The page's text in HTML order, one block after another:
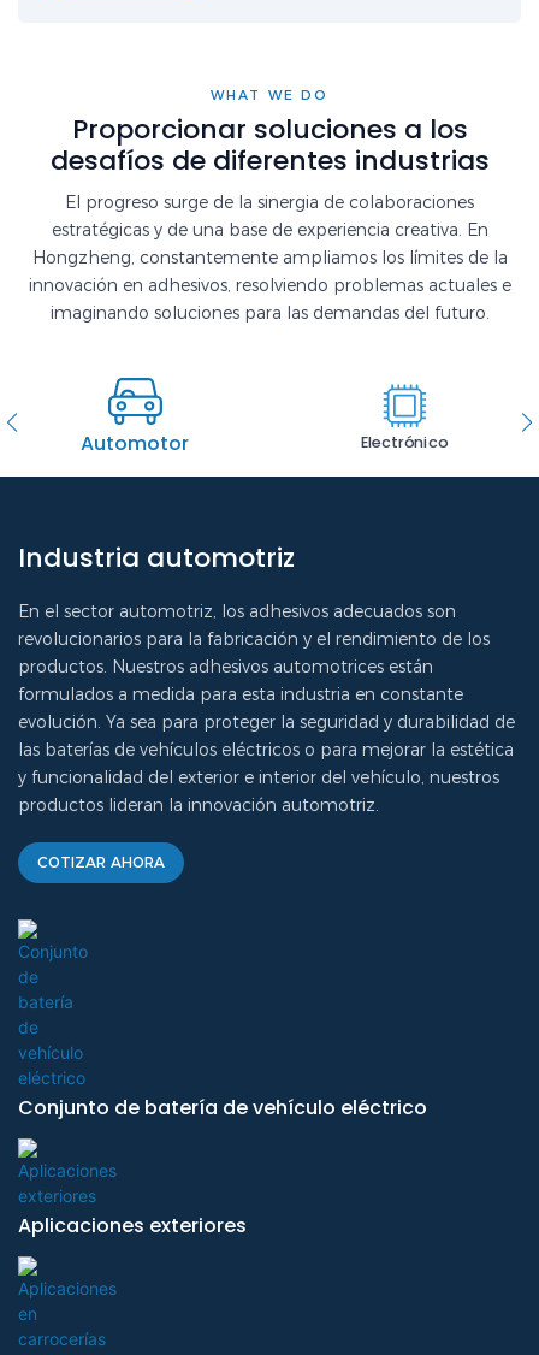
WHAT WE DO
Proporcionar soluciones a los
desafíos de diferentes industrias
El progreso surge de la sinergia de colaboraciones
estratégicas y de una base de experiencia creativa. En
Hongzheng, constantemente ampliamos los límites de la
innovación en adhesivos, resolviendo problemas actuales e
imaginando soluciones para las demandas del futuro.
Automotor Electrónico
Industria automotriz
En el sector automotriz, los adhesivos adecuados son
revolucionarios para la fabricación y el rendimiento de los
productos. Nuestros adhesivos automotrices están
formulados a medida para esta industria en constante
evolución. Ya sea para proteger la seguridad y durabilidad de
las baterías de vehículos eléctricos o para mejorar la estética
y funcionalidad del exterior e interior del vehículo, nuestros
productos lideran la innovación automotriz.
COTIZAR AHORA
Conjunto de batería de vehículo eléctrico
Aplicaciones exteriores